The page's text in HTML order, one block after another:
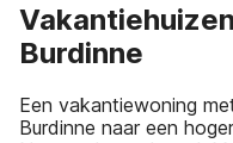
Burdinne
Een vakantiewoning
Burdinne naar een